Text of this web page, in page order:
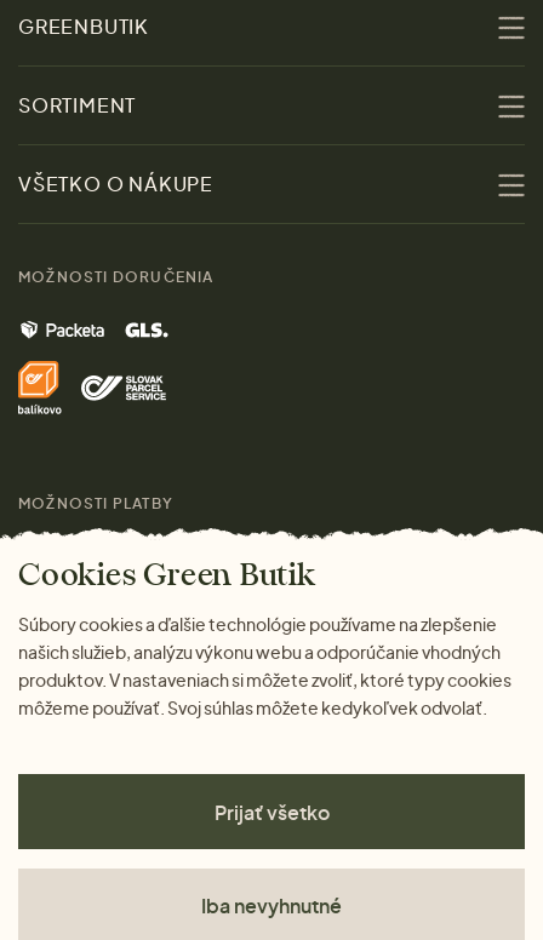
GREENBUTIK
Udržateľnosť
Kontakt
Značky
Pre médiá
SORTIMENT
Zľavy
Ženy
Muži
Domov
Darčeky
VŠETKO O NÁKUPE
Doprava a platba
MOŽNOSTI DORUČENIA
MOŽNOSTI PLATBY
Cookies Green Butik
Súbory cookies a ďalšie technológie používame na zlepšenie
našich služieb, analýzu výkonu webu a odporúčanie vhodných
produktov. V nastaveniach si môžete zvoliť, ktoré typy cookies
môžeme používať. Svoj súhlas môžete kedykoľvek odvolať.
Prijať všetko
Iba nevyhnutné